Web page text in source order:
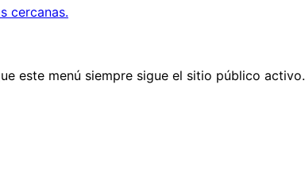
cercanas.
este menú siempre sigue el sitio público activo.